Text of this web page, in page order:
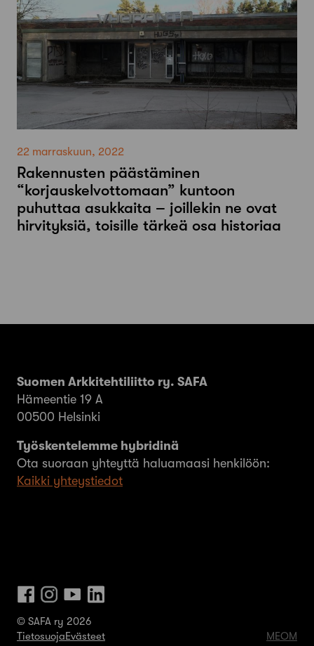
22 marraskuun, 2022
Rakennusten päästäminen
“korjauskelvottomaan” kuntoon
puhuttaa asukkaita – joillekin ne ovat
hirvityksiä, toisille tärkeä osa historiaa
Suomen Arkkitehtiliitto ry. SAFA
Hämeentie 19 A
00500 Helsinki
Työskentelemme hybridinä
Ota suoraan yhteyttä haluamaasi henkilöön:
Kaikki yhteystiedot
© SAFA ry 2026
TietosuojaEvästeet MEOM